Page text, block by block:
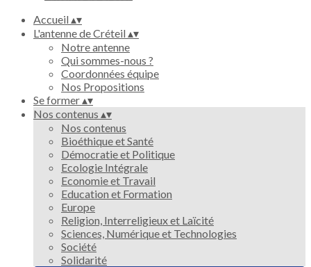
Accueil▴▾
L'antenne de Créteil▴▾
Notre antenne
Qui sommes-nous ?
Coordonnées équipe
Nos Propositions
Se former▴▾
Nos contenus ▴▾
Nos contenus
Bioéthique et Santé
Démocratie et Politique
Ecologie Intégrale
Economie et Travail
Education et Formation
Europe
Religion, Interreligieux et Laïcité
Sciences, Numérique et Technologies
Société
Solidarité